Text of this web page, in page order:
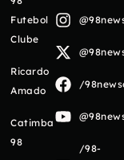
Futebol
Clube
Ricardo
Amado
Catimba
98
/
/98-